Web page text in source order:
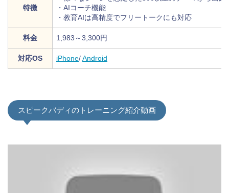
特徴
・AIコーチ機能
・教育AIは高精度でフリートークにも対応
料金 1,983～3,300円
対応OS iPhone/Android
スピークバディのトレーニング紹介動画